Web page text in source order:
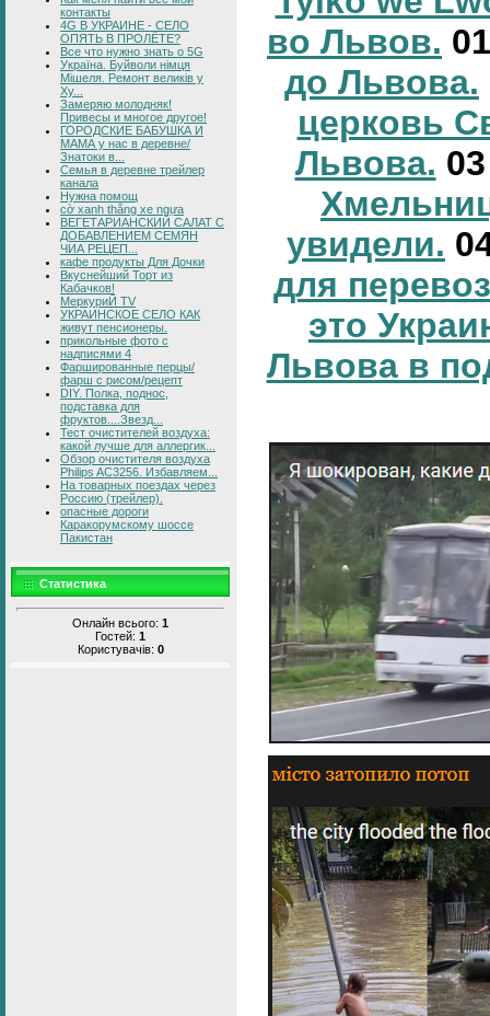
контакты
4G В УКРАИНЕ - СЕЛО
ОПЯТЬ В ПРОЛЁТЕ?
Все что нужно знать о 5G
Україна. Буйволи німця
Мішеля. Ремонт великів у
Ху...
Замеряю молодняк!
Привесы и многое другое!
ГОРОДСКИЕ БАБУШКА И
МАМА у нас в деревне/
Знатоки в...
Семья в деревне трейлер
канала
Нужна помощ
cờ xanh thắng xe ngựa
ВЕГЕТАРИАНСКИЙ САЛАТ С
ДОБАВЛЕНИЕМ СЕМЯН
ЧИА РЕЦЕП...
кафе продукты Для Дочки
Вкуснейший Торт из
Кабачков!
МеркуриЙ TV
УКРАИНСКОЕ СЕЛО КАК
живут пенсионеры.
прикольные фото с
надписями 4
Фаршированные перцы/
фарш с рисом/рецепт
DIY. Полка, поднос,
подставка для
фруктов....Звезд...
Тест очистителей воздуха:
какой лучше для аллергик...
Обзор очистителя воздуха
Philips AC3256. Избавляем...
На товарных поездах через
Россию (трейлер).
опасные дороги
Каракорумскому шоссе
Пакистан
Статистика
Онлайн всього: 1
Гостей: 1
Користувачів: 0
во Львов.
до Львова.
церковь
Львова.
увидели.
для
это
Львова в